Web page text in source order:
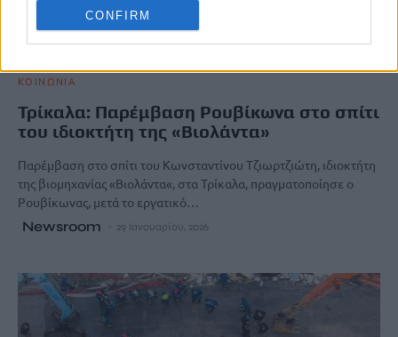
CONFIRM
ΚΟΙΝΩΝΙΑ
Τρίκαλα: Παρέμβαση Ρουβίκωνα στο σπίτι
του ιδιοκτήτη της «Βιολάντα»
Παρέμβαση στο σπίτι του Κωνσταντίνου Τζιωρτζιώτη, ιδιοκτήτη
της βιομηχανίας «Βιολάντα«, στα Τρίκαλα, πραγματοποίησε ο
Ρουβίκωνας, μετά το εργατικό…
Newsroom 29 Ιανουαρίου, 2026